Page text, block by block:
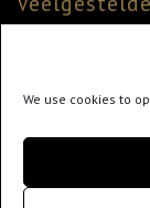
We use cookies to
Veelgestelde